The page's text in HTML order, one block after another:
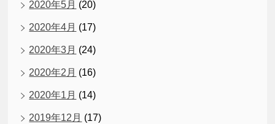
2020年5月 (20)
2020年4月 (17)
2020年3月 (24)
2020年2月 (16)
2020年1月 (14)
2019年12月 (17)